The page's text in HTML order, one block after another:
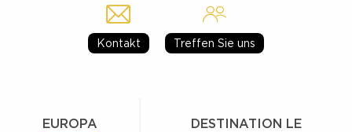
Kontakt Treffen Sie uns
EUROPA
DESTINATION LE